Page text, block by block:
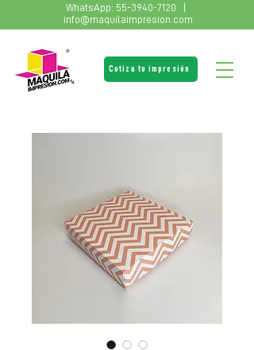
Cotiza tu impresión
WhatsApp: 55-3940-7120
info@maquilaimpresion.com